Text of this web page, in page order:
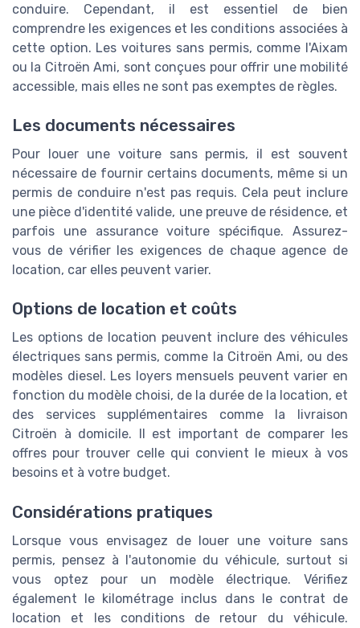
conduire. Cependant, il est essentiel de bien
comprendre les exigences et les conditions associées à
cette option. Les voitures sans permis, comme l'Aixam
ou la Citroën Ami, sont conçues pour offrir une mobilité
accessible, mais elles ne sont pas exemptes de règles.
Les documents nécessaires
Pour louer une voiture sans permis, il est souvent
nécessaire de fournir certains documents, même si un
permis de conduire n'est pas requis. Cela peut inclure
une pièce d'identité valide, une preuve de résidence, et
parfois une assurance voiture spécifique. Assurez-
vous de vérifier les exigences de chaque agence de
location, car elles peuvent varier.
Options de location et coûts
Les options de location peuvent inclure des véhicules
électriques sans permis, comme la Citroën Ami, ou des
modèles diesel. Les loyers mensuels peuvent varier en
fonction du modèle choisi, de la durée de la location, et
des services supplémentaires comme la livraison
Citroën à domicile. Il est important de comparer les
offres pour trouver celle qui convient le mieux à vos
besoins et à votre budget.
Considérations pratiques
Lorsque vous envisagez de louer une voiture sans
permis, pensez à l'autonomie du véhicule, surtout si
vous optez pour un modèle électrique. Vérifiez
également le kilométrage inclus dans le contrat de
location et les conditions de retour du véhicule.